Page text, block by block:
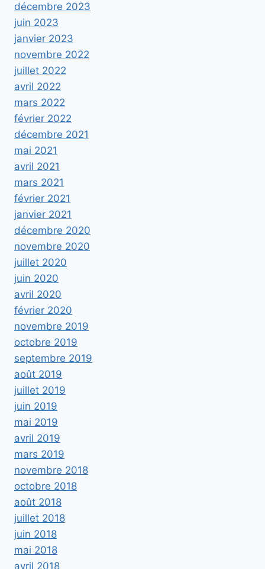
décembre 2023
juin 2023
janvier 2023
novembre 2022
juillet 2022
avril 2022
mars 2022
février 2022
décembre 2021
mai 2021
avril 2021
mars 2021
février 2021
janvier 2021
décembre 2020
novembre 2020
juillet 2020
juin 2020
avril 2020
février 2020
novembre 2019
octobre 2019
septembre 2019
août 2019
juillet 2019
juin 2019
mai 2019
avril 2019
mars 2019
novembre 2018
octobre 2018
août 2018
juillet 2018
juin 2018
mai 2018
avril 2018